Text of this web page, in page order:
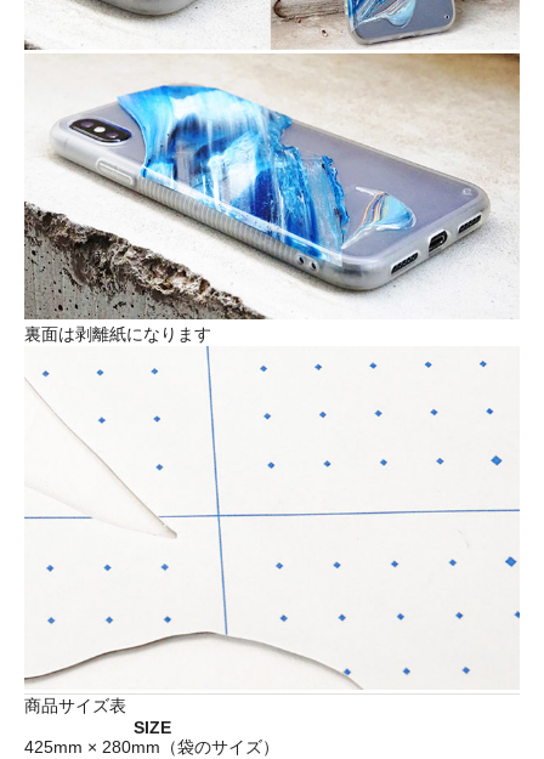
裏面は剥離紙になります
商品サイズ表
SIZE
425mm × 280mm（袋のサイズ）